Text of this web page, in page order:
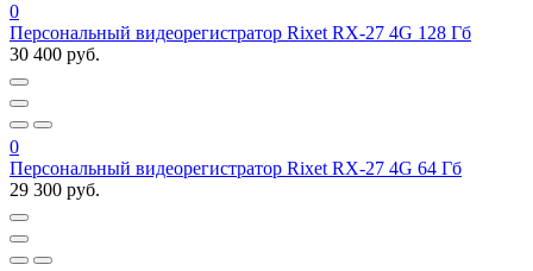
0
Персональный видеорегистратор Rixet RX-27 4G 128 Гб
30 400 руб.
0
Персональный видеорегистратор Rixet RX-27 4G 64 Гб
29 300 руб.